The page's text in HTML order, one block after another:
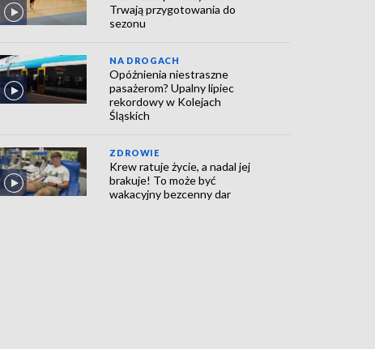
Trwają przygotowania do
sezonu
NA DROGACH
Opóźnienia niestraszne
pasażerom? Upalny lipiec
rekordowy w Kolejach
Śląskich
ZDROWIE
Krew ratuje życie, a nadal jej
brakuje! To może być
wakacyjny bezcenny dar